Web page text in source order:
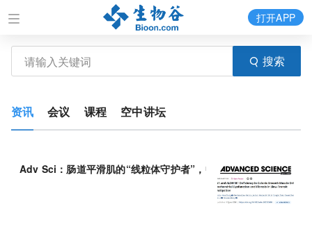
搜索
打开APP
资讯 会议 课程 空中讲坛
Adv Sci：肠道平滑肌的“线粒体守护者”，中国学者发现BIN1与